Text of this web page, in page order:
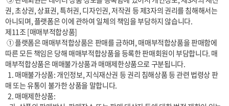
권, 초상권, 상표권, 특허권, 디자인권, 저작권 등 제3자의 권리를 침해해서는
아니되며, 플랫폼은 이에 관하여 일체의 책임을 부담하지 않습니다.
제11조 [매매부적합상품]
따른 모든 책임은 당해 매매부적합상품을 등록한 판매회원이 부담합니다. 매
매부적합상품은 매매불가상품과 매매제한상품으로 구분됩니다.
매 또는 유통이 불가한 상품을 말합니다.
  2. 매매제한상품: